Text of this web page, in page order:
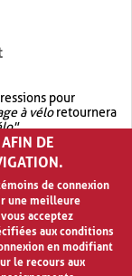
pour
à véloretournera
.
OR.garage OR vélo
à vélo
DE
de connexion
une meilleure
acceptez
aux conditions
en modifiant
le recours aux